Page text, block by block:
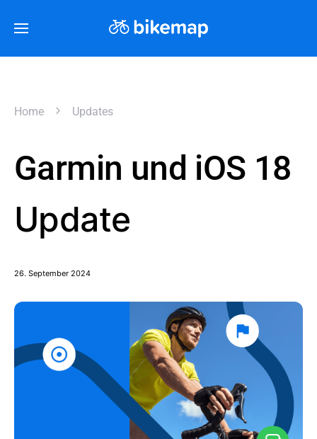
Home Updates
Garmin und iOS 18
Update
26. September 2024